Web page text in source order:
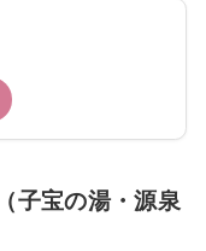
子宝の湯・源泉